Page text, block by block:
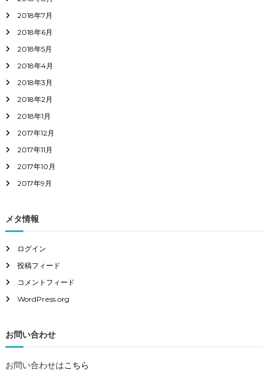
2018年7月
2018年6月
2018年5月
2018年4月
2018年3月
2018年2月
2018年1月
2017年12月
2017年11月
2017年10月
2017年9月
メタ情報
ログイン
投稿フィード
コメントフィード
WordPress.org
お問い合わせ
お問い合わせはこちら